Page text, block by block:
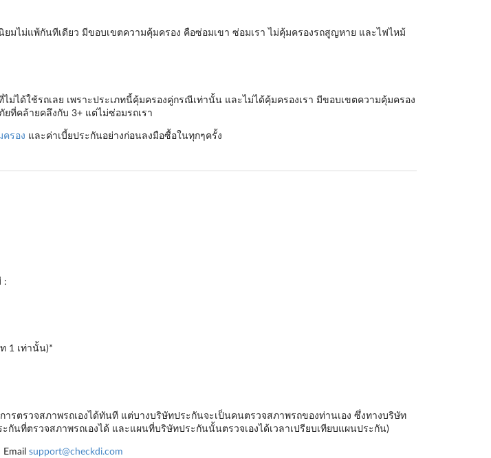
มไม่แพ้กันทีเดียว มีขอบเขตความคุ้มครอง คือซ่อมเขา ซ่อมเรา ไม่คุ้มครองรถสูญหาย และไฟไหม้
ได้ใช้รถเลย เพราะประเภทนี้คุ้มครองคู่กรณีเท่านั้น และไม่ได้คุ้มครองเรา มีขอบเขตความคุ้มครอง
ที่คล้ายคลึงกับ 3+ แต่ไม่ซ่อมรถเรา
ครอง และค่าเบี้ยประกันอย่างก่อนลงมือซื้อในทุกๆครั้ง
:
1 เท่านั้น)*
รตรวจสภาพรถเองได้ทันที แต่บางบริษัทประกันจะเป็นคนตรวจสภาพรถของท่านเอง ซึ่งทางบริษัท
ที่ตรวจสภาพรถเองได้ และแผนที่บริษัทประกันนั้นตรวจเองได้เวลาเปรียบเทียบแผนประกัน)
support@checkdi.com